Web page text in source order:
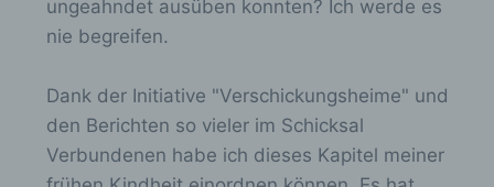
ungeahndet ausüben konnten? Ich werde es
nie begreifen.
Dank der Initiative "Verschickungsheime" und
den Berichten so vieler im Schicksal
Verbundenen habe ich dieses Kapitel meiner
bestimmten Kriterien seiner Benennung nach
dem Unionsrecht oder dem Recht der
h) Auftragsverarbeiter